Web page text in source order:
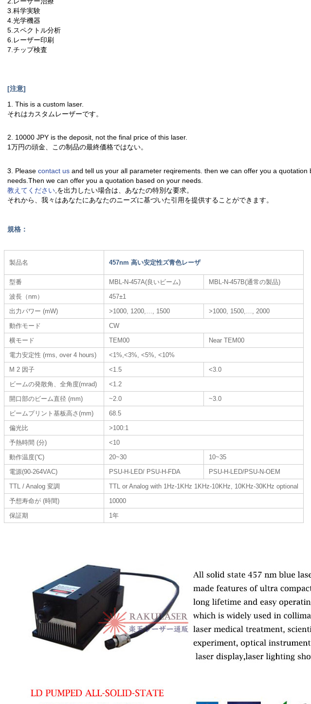
3.科学実験
4.光学機器
5.スペクトル分析
6.レーザー印刷
7.チップ検査
[注意]
1. This is a custom laser.
それはカスタムレーザーです。
2. 10000 JPY is the deposit, not the final price of this laser.
1万円の頭金、この制品の最終価格ではない。
3. Pleasecontact usand tell us your all parameter reqirements. then we can offer you a quotation
needs.Then we can offer you a quotation based on your needs.
教えてください ,を出力したい場合は、あなたの特別な要求。
それから、我々はあなたにあなたのニーズに基づいた引用を提供することができます。
規格：
製品名 457nm 高い安定性ズ青色レーザ​
型番 MBL-N-457A(良いビーム)
MBL-N-457B(通常の製品)
波長（nm）
457±1
出力パワー (mW)
>1000, 1200,…, 1500
>1000, 1500,…, 2000
動作モード
CW
横モード
TEM00
Near TEM00
電力安定性 (rms, over 4 hours)
<1%,<3%, <5%, <10%
M 2 因子
<1.5
<3.0
ビームの発散角、全角度(mrad)
<1.2
開口部のビーム直径 (mm)
~2.0
~3.0
ビームプリント基板高さ(mm)
68.5
偏光比
>100:1
予熱時間 (分)
<10
動作温度(℃)
20~30
10~35
電源(90-264VAC)
PSU-H-LED/ PSU-H-FDA
PSU-H-LED/PSU-N-OEM
TTL / Analog 変調
TTL or Analog with 1Hz-1KHz 1KHz-10KHz, 10KHz-30KHz optional
予想寿命が (時間)
10000
保証期
1年